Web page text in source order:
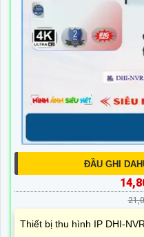
ĐẦU GHI
Thiết bị thu hình IP DHI-